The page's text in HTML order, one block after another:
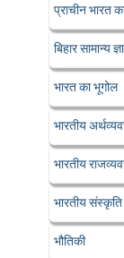
प्राचीन भारत
बिहार सामान्य
भारत का भूगोल
भारतीय
भारतीय
भारतीय संस्कृति
भौतिकी